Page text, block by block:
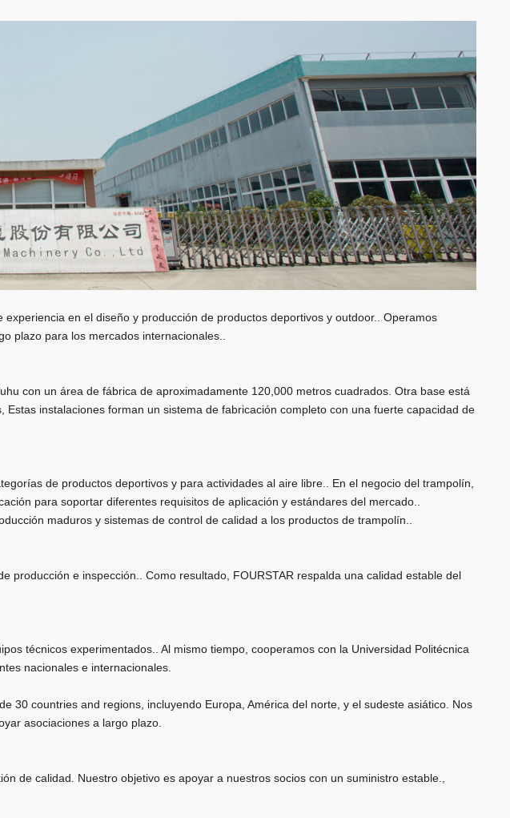
en el diseño y producción de productos deportivos y outdoor.. Operamos
plazo para los mercados internacionales..
con un área de fábrica de aproximadamente 120,000 metros cuadrados. Otra base está
instalaciones forman un sistema de fabricación completo con una fuerte capacidad de
de productos deportivos y para actividades al aire libre.. En el negocio del trampolín,
para soportar diferentes requisitos de aplicación y estándares del mercado..
maduros y sistemas de control de calidad a los productos de trampolín..
e inspección.. Como resultado, FOURSTAR respalda una calidad estable del
técnicos experimentados.. Al mismo tiempo, cooperamos con la Universidad Politécnica
nacionales e internacionales.
30 countries and regions , incluyendo Europa, América del norte, y el sudeste asiático. Nos
asociaciones a largo plazo.
de calidad. Nuestro objetivo es apoyar a nuestros socios con un suministro estable.,